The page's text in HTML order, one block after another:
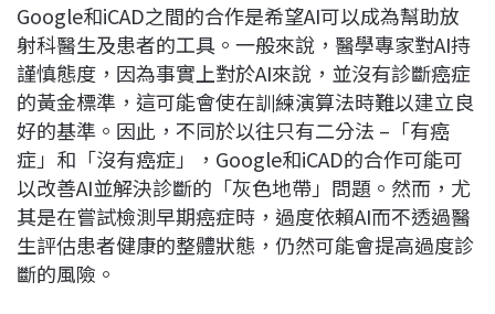
Google和iCAD之間的合作是希望AI可以成為幫助放
射科醫生及患者的工具。一般來說，醫學專家對AI持
謹慎態度，因為事實上對於AI來說，並沒有診斷癌症
的黃金標準，這可能會使在訓練演算法時難以建立良
好的基準。因此，不同於以往只有二分法 –「有癌
症」和「沒有癌症」，Google和iCAD的合作可能可
以改善AI並解決診斷的「灰色地帶」問題。然而，尤
其是在嘗試檢測早期癌症時，過度依賴AI而不透過醫
生評估患者健康的整體狀態，仍然可能會提高過度診
斷的風險。